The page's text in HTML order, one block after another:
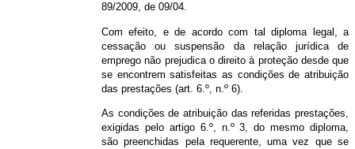
89/2009, de 09/04.
Com efeito, e de acordo com tal diploma legal, a
cessação ou suspensão da relação jurídica de
emprego não prejudica o direito à proteção desde que
se encontrem satisfeitas as condições de atribuição
das prestações (art. 6.º, n.º 6).
As condições de atribuição das referidas prestações,
exigidas pelo artigo 6.º, n.º 3, do mesmo diploma,
são preenchidas pela requerente, uma vez que se